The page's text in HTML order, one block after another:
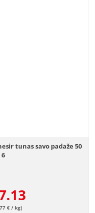
tunas savo padaže 50
6
€ / kg)